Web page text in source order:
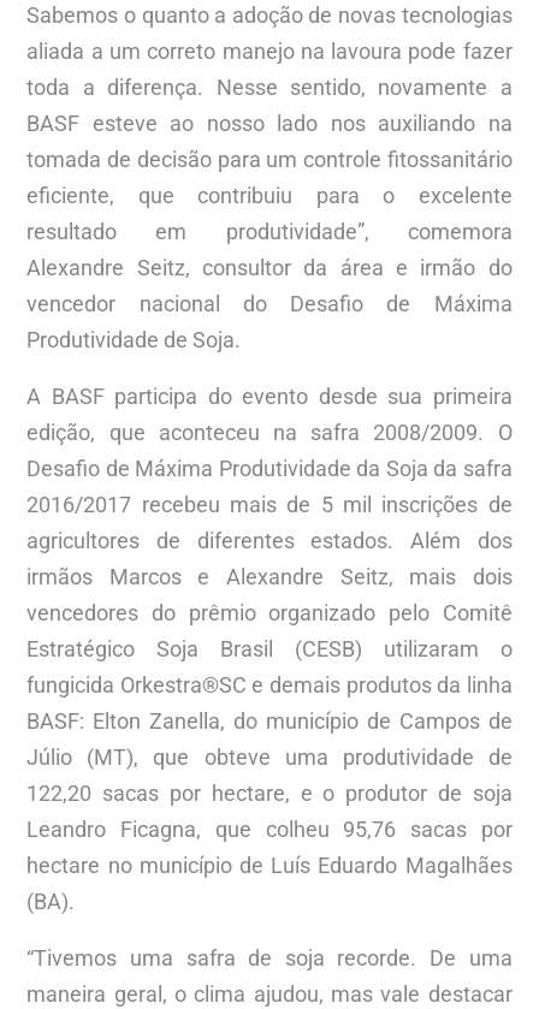
Sabemos o quanto a adoção de novas tecnologias
aliada a um correto manejo na lavoura pode fazer
toda a diferença. Nesse sentido, novamente a
BASF esteve ao nosso lado nos auxiliando na
tomada de decisão para um controle fitossanitário
eficiente, que contribuiu para o excelente
resultado em produtividade”, comemora
Alexandre Seitz, consultor da área e irmão do
vencedor nacional do Desafio de Máxima
Produtividade de Soja.
A BASF participa do evento desde sua primeira
edição, que aconteceu na safra 2008/2009. O
Desafio de Máxima Produtividade da Soja da safra
2016/2017 recebeu mais de 5 mil inscrições de
agricultores de diferentes estados. Além dos
irmãos Marcos e Alexandre Seitz, mais dois
vencedores do prêmio organizado pelo Comitê
Estratégico Soja Brasil (CESB) utilizaram o
fungicida Orkestra®SC e demais produtos da linha
BASF: Elton Zanella, do município de Campos de
Júlio (MT), que obteve uma produtividade de
122,20 sacas por hectare, e o produtor de soja
Leandro Ficagna, que colheu 95,76 sacas por
hectare no município de Luís Eduardo Magalhães
(BA).
“Tivemos uma safra de soja recorde. De uma
maneira geral, o clima ajudou, mas vale destacar